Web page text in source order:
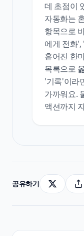
데 초점이
자동화는
항목으로
에게 전화
흩어진 한
목록으로
'기록'이라
가까워요.
액션까지
공유하기